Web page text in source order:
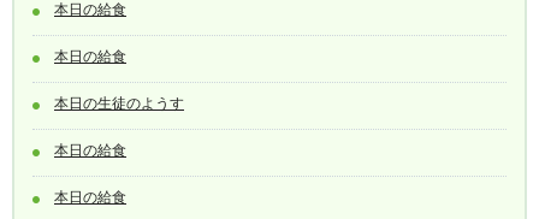
本日の給食
本日の給食
本日の生徒のようす
本日の給食
本日の給食